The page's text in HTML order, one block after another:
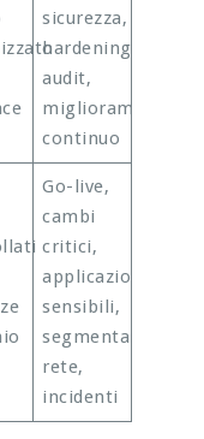
sicurezza,
hardening,
audit,
miglioramento
continuo
Go-live,
cambi
critici,
applicazioni
sensibili,
segmentazione
rete,
incidenti